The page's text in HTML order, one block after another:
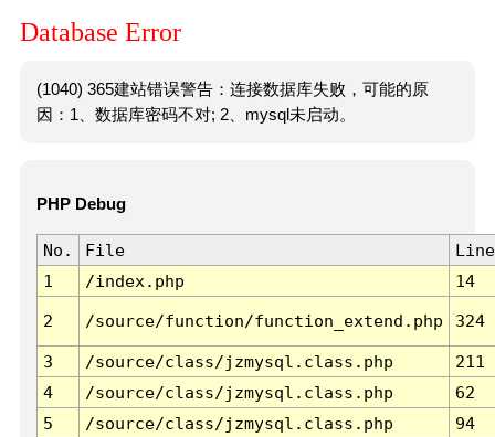
Database Error
(1040) 365建站错误警告：连接数据库失败，可能的原
因：1、数据库密码不对; 2、mysql未启动。
PHP Debug
No. File
Line
1
/index.php 14
2 /source/function/function_extend.php 324
3 /source/class/jzmysql.class.php
211
4
/source/class/jzmysql.class.php
62
5
/source/class/jzmysql.class.php
94